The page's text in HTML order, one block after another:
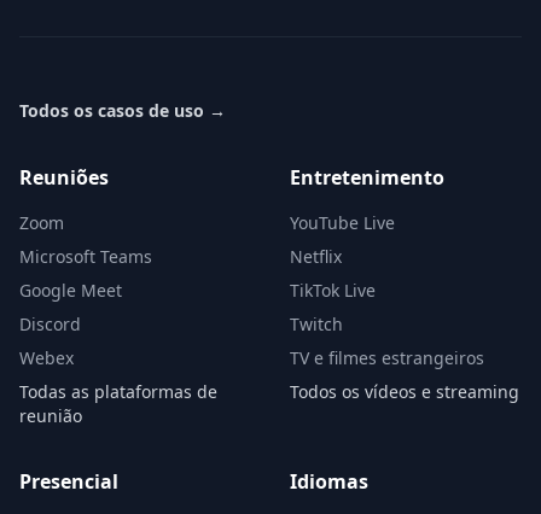
Todos os casos de uso →
Reuniões
Zoom
Microsoft Teams
Google Meet
Discord
Webex
Todas as plataformas de
reunião
Entretenimento
YouTube Live
Netflix
TikTok Live
Twitch
TV e filmes estrangeiros
Todos os vídeos e streaming
Presencial Idiomas